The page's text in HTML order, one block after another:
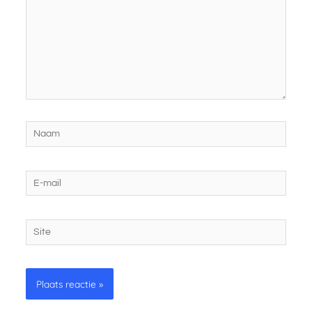
Naam
mail
Site